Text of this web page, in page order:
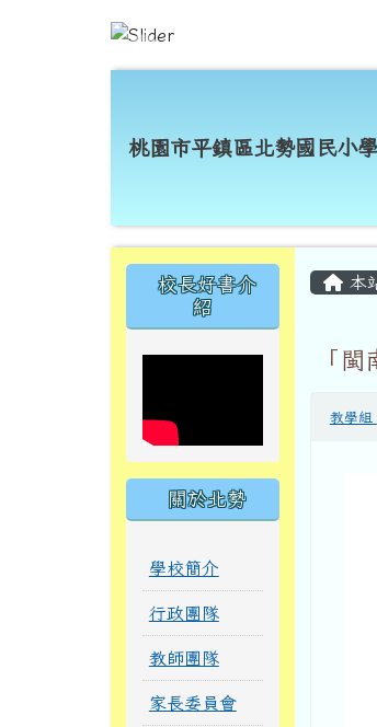
桃園市平鎮區北勢
桃園市平鎮區北勢國民小學
左邊區域內容
校長好書介
紹
關於北勢
學校簡介
行政團隊
教師團隊
家長委員會
主本
「
教學組
頁尾區域